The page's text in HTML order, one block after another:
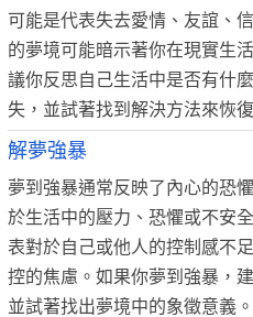
可能是代表失去愛情、友誼、
的夢境可能暗示著你在現實生
議你反思自己生活中是否有什
失，並試著找到解決方法來恢
解夢強暴
夢到強暴通常反映了內心的恐
於生活中的壓力、恐懼或不安
表對於自己或他人的控制感不
控的焦慮。如果你夢到強暴，
並試著找出夢境中的象徵意義